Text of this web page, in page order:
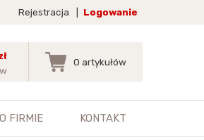
Rejestracja Logowanie
0 artykułów
O FIRMIE KONTAKT